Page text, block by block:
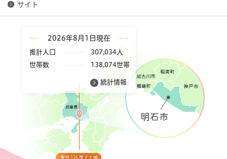
サイト
2026年8月1日現在
推計人口
307,034人
世帯数
138,074世帯
統計情報